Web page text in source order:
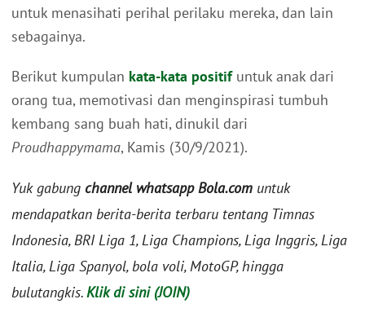
untuk menasihati perihal perilaku mereka, dan lain
sebagainya.
Berikut kumpulan kata-kata positifuntuk anak dari
orang tua, memotivasi dan menginspirasi tumbuh
kembang sang buah hati, dinukil dari
Proudhappymama, Kamis (30/9/2021).
Yuk gabung channel whatsapp Bola.com untuk
mendapatkan berita-berita terbaru tentang Timnas
Indonesia, BRI Liga 1, Liga Champions, Liga Inggris, Liga
Italia, Liga Spanyol, bola voli, MotoGP, hingga
bulutangkis.Klik di sini (JOIN)